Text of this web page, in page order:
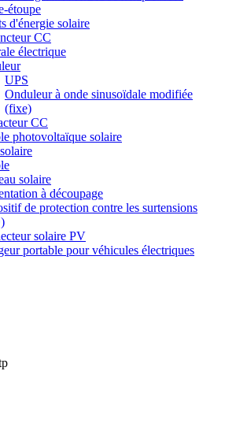
étoupe
d'énergie solaire
CC
électrique
UPS
Onduleur à onde sinusoïdale modifiée
(fixe)
CC
photovoltaïque solaire
solaire
à découpage
de protection contre les surtensions
solaire PV
portable pour véhicules électriques